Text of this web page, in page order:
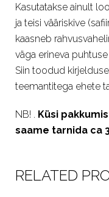
Kasutatakse ainult
ja teisi vääriskive
kaasneb
väga erineva
Siin toodud
teemantitega ehete
NB! . Küsi
saame tarnida ca
RELATED